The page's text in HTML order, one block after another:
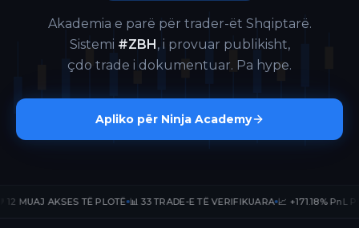
Akademia e parë për trader-ët Shqiptarë.
Sistemi #ZBH, i provuar publikisht,
çdo trade i dokumentuar. Pa hype.
Apliko për Ninja Academy
AKSES TË PLOTË 📊 33 TRADE-E TË VERIFIKUARA 📈 +171.18% PnL